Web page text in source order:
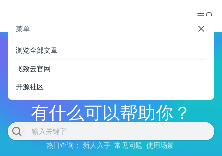
有什么可以帮助你？
热门查询： 新人入手 常见问题 使用场景
菜单
浏览全部文章
飞致云官网
开源社区